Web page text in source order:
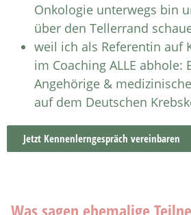
Onkologie unterwegs bin
über den Tellerrand
weil ich als Referentin auf
im Coaching ALLE abhole:
Angehörige &
auf dem Deutschen
Jetzt Kennenlerngespräch vereinbaren
Was sagen ehemalige